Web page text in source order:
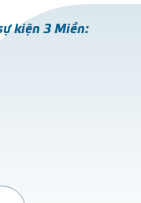
kiện 3 Miền: